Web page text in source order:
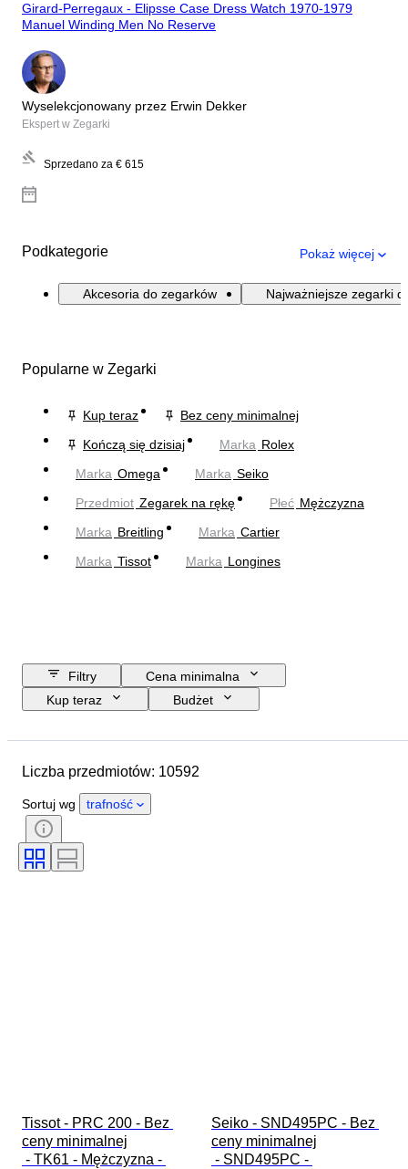
Girard-Perregaux - Elipsse Case Dress Watch 1970-1979
Manuel Winding Men No Reserve
Wyselekcjonowany przez Erwin Dekker
Ekspert w Zegarki
Sprzedano za € 615
Podkategorie Pokaż więcej
Akcesoria do zegarków Najważniejsze zegarki
Popularne w Zegarki
Kup teraz
Bez ceny minimalnej
Kończą się dzisiaj
Marka Rolex
Marka Omega Marka Seiko
Przedmiot Zegarek na rękę Płeć Mężczyzna
Marka Breitling Marka Cartier
Marka Tissot Marka Longines
Filtry
Cena minimalna
Kup teraz
Budżet
Długość paska zegarka
Kraj pochodzenia
Płeć
Stan
Certyfikacja
Oprawa
Liczba przedmiotów: 10592
Sortuj wg trafność
Tissot - PRC 200 - Bez
ceny minimalnej
Seiko - SND495PC - Bez
ceny minimalnej